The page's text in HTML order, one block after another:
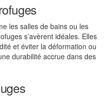
les salles de bains ou les
s’avèrent idéales. Elles
et éviter la déformation ou
durabilité accrue dans des